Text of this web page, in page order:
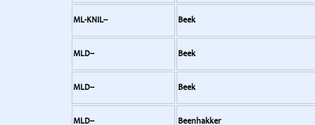
ML-KNIL-- Beek
MLD-- Beek
MLD-- Beek
MLD-- Beenhakker